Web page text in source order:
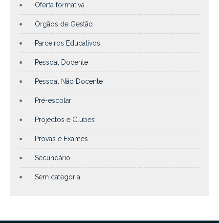
Oferta formativa
Órgãos de Gestão
Parceiros Educativos
Pessoal Docente
Pessoal Não Docente
Pré-escolar
Projectos e Clubes
Provas e Exames
Secundário
Sem categoria